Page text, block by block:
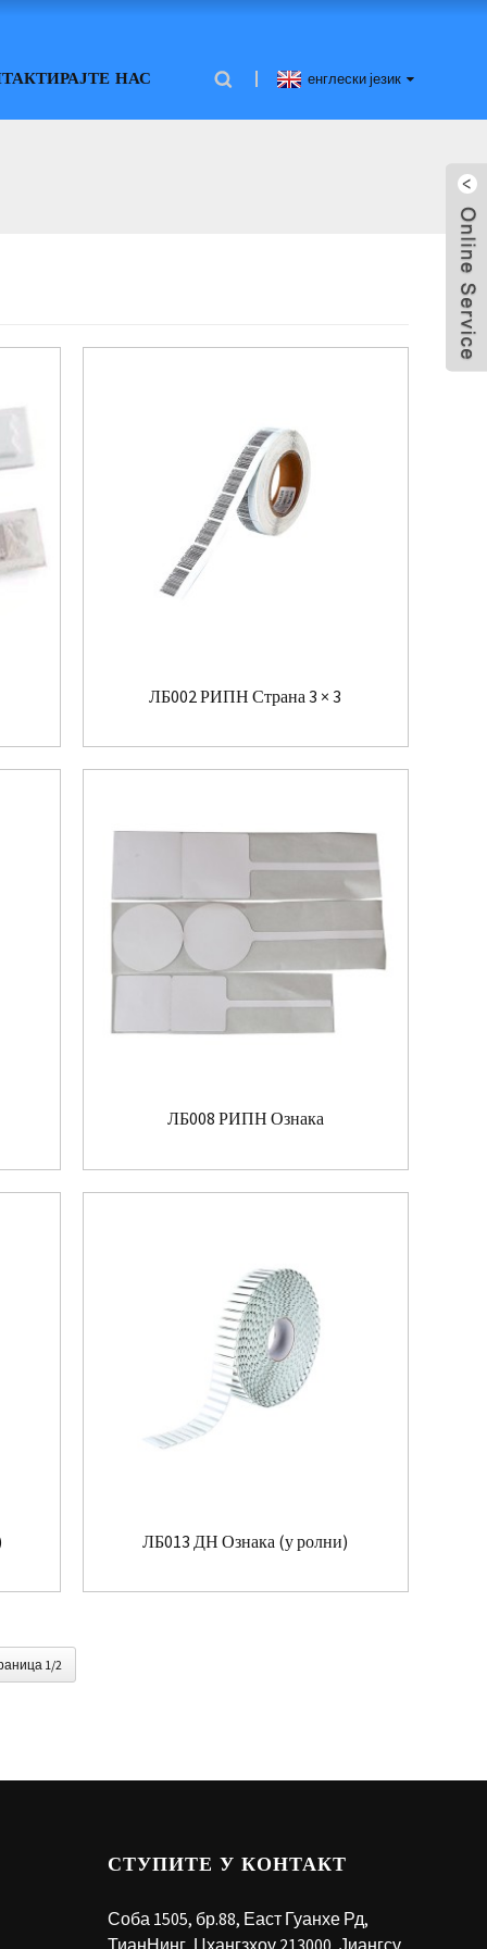
НАС енглески језик
ЛБ002 РИПН Страна 3 × 3
ЛБ008 РИПН Ознака
ЛБ013 ДН Ознака (у ролни)
1/2
СТУПИТЕ У КОНТАКТ
Соба 1505, бр.88, Еаст Гуанхе Рд,